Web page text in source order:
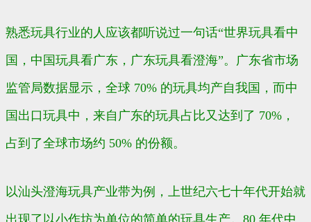
熟悉玩具行业的人应该都听说过一句话“世界玩具看中
国，中国玩具看广东，广东玩具看澄海”。广东省市场
监管局数据显示，全球 70% 的玩具均产自我国，而中
国出口玩具中，来自广东的玩具占比又达到了 70%，
占到了全球市场约 50% 的份额。
以汕头澄海玩具产业带为例，上世纪六七十年代开始就